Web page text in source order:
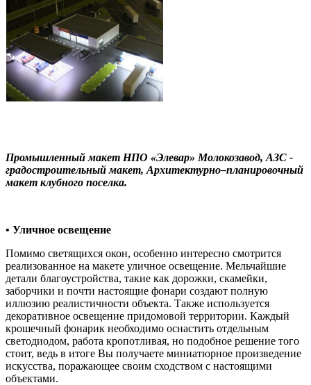
Промышленный макет НПО «Элевар» Молокозавод, АЗС -
градостроительный макет, Архитектурно–планировочный
макет клубного поселка.
• Уличное освещение
Помимо светящихся окон, особенно интересно смотрится
реализованное на макете уличное освещение. Мельчайшие
детали благоустройства, такие как дорожки, скамейки,
заборчики и почти настоящие фонари создают полную
иллюзию реалистичности объекта. Также используется
декоративное освещение придомовой территории. Каждый
крошечный фонарик необходимо оснастить отдельным
светодиодом, работа кропотливая, но подобное решение того
стоит, ведь в итоге Вы получаете миниатюрное произведение
искусства, поражающее своим сходством с настоящими
объектами.